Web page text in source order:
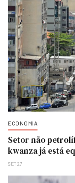
ECONOMIA
Setor não
kwanza já está
SET 27